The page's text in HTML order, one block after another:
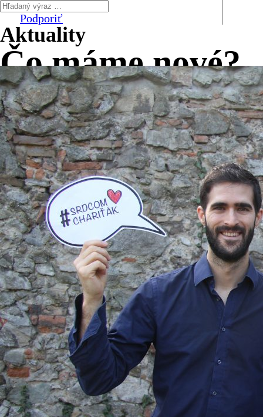
Podporiť
Aktuality
Čo mámenové?